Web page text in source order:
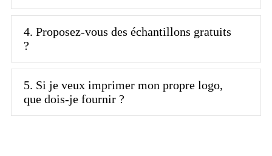
4. Proposez-vous des échantillons gratuits
?
5. Si je veux imprimer mon propre logo,
que dois-je fournir ?